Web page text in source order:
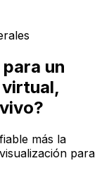
un
más la
para